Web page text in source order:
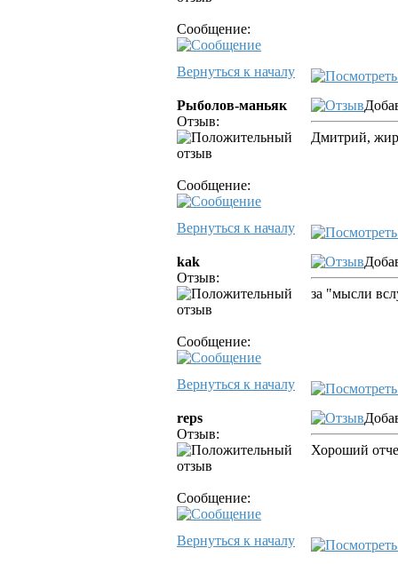
Сообщение:
Вернуться к началу
Рыболов-маньяк
Отзыв:
Сообщение:
Дмитрий,
Вернуться к началу
kak
Отзыв:
Сообщение:
за "мысли
Вернуться к началу
reps
Отзыв:
Сообщение:
Хороший
Вернуться к началу